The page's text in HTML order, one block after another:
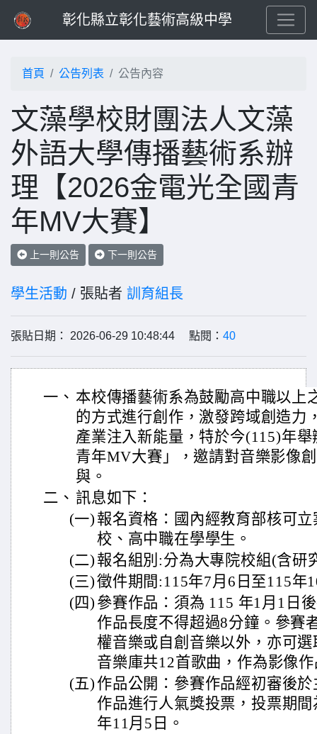
彰化縣立彰化藝術高級中學
首頁 公告列表 公告內容
文藻學校財團法人文藻
外語大學傳播藝術系辦
理【2026金電光全國青
年MV大賽】
上一則公告 下一則公告
學生活動 / 張貼者 訓育組長
張貼日期： 2026-06-29 10:48:44 點閱： 40
一、 本校傳播藝術系為鼓勵高中職以上
的方式進行創作，激發跨域創造力
產業注入新能量，特於今(115)年
青年MV大賽」，邀請對音樂影像
與。
二、 訊息如下：
(一) 報名資格：國內經教育部核可
校、高中職在學學生。
(二) 報名組別:分為大專院校組(含研
(三)徵件期間:115年7月6日至115年
(四) 參賽作品：須為 115 年1月1日
作品長度不得超過8分鐘。參賽
權音樂或自創音樂以外，亦可
音樂庫共12首歌曲，作為影像
(五) 作品公開：參賽作品經初審後
作品進行人氣獎投票，投票期
年11月5日。